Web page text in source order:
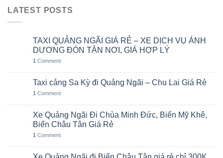
LATEST POSTS
TAXI QUẢNG NGÃI GIÁ RẺ – XE DỊCH VỤ ÁNH
DƯƠNG ĐÓN TẬN NƠI, GIÁ HỢP LÝ
1 Comment
Taxi cảng Sa Kỳ đi Quảng Ngãi – Chu Lai Giá Rẻ
1 Comment
Xe Quảng Ngãi Đi Chùa Minh Đức, Biển Mỹ Khê,
Biển Châu Tân Giá Rẻ
1 Comment